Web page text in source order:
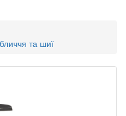
та шиї